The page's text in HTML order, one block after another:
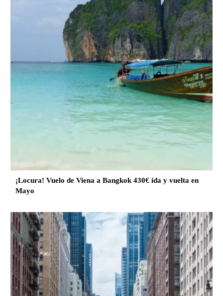
¡Locura! Vuelo de Viena a Bangkok 430€ ida y vuelta en
Mayo